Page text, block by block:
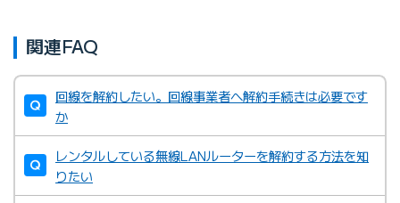
関連FAQ
回線を解約したい。回線事業者へ解約手続きは必要です
か
レンタルしている無線LANルーターを解約する方法を知
りたい